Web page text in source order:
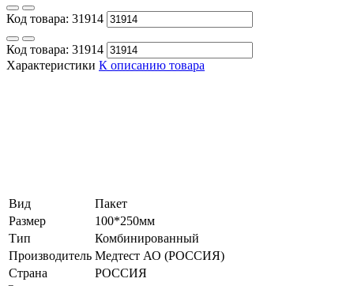
Код товара: 31914
Код товара: 31914
Характеристики К описанию товара
Вид
Пакет
Размер
100*250мм
Тип
Комбинированный
Производитель Медтест АО (РОССИЯ)
Страна
РОССИЯ